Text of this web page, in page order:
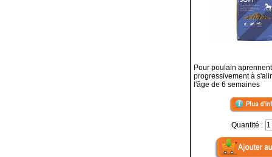
Pour poulain aprennent
progressivement à
l'âge de 6 semaines
Quantité :